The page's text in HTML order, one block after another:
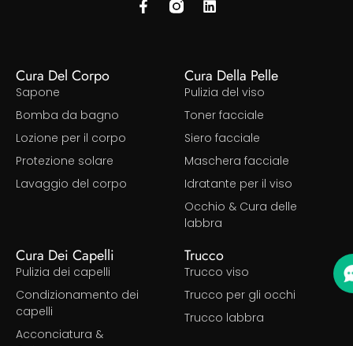
Cura Del Corpo
Sapone
Bomba da bagno
Lozione per il corpo
Protezione solare
Lavaggio del corpo
Cura Della Pelle
Pulizia del viso
Toner facciale
Siero facciale
Maschera facciale
Idratante per il viso
Occhio & Cura delle
labbra
Cura Dei Capelli
Pulizia dei capelli
Condizionamento dei
capelli
Acconciatura &
Trucco
Trucco viso
Trucco per gli occhi
Trucco labbra